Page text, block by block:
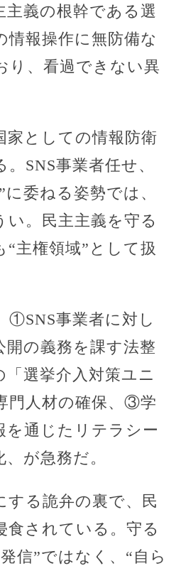
主義の根幹である選
情報操作に無防備な
り、看過できない異
家としての情報防衛
SNS事業者任せ、
委ねる姿勢では、
い。民主主義を守る
“主権領域”として扱
①SNS事業者に対し
開の義務を課す法整
選挙介入対策ユニ
門人材の確保、③学
を通じたリテラシー
が急務だ。
する詭弁の裏で、民
食されている。守る
信”ではなく、“自ら